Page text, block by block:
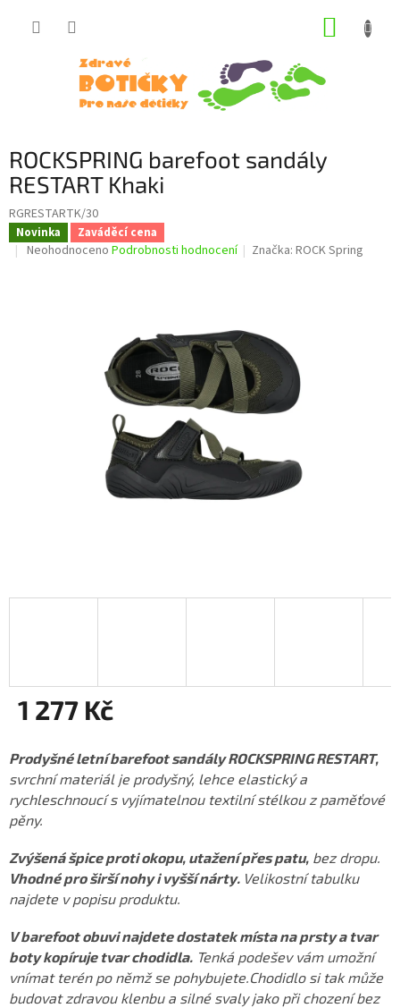
ROCKSPRING barefoot sandály
RESTART Khaki
RGRESTARTK/30
Novinka Zaváděcí cena
Průměrné
Neohodnoceno Podrobnosti hodnocení Značka:ROCK Spring
1 277 Kč
cena:
Prodyšné letní barefoot sandály ROCKSPRING RESTART,
svrchní materiál je prodyšný, lehce elastický a
rychleschnoucí s vyjímatelnou textilní stélkou z paměťové
pěny.
Zvýšená špice proti okopu, utažení přes patu, bez dropu.
Vhodné pro širší nohy i vyšší nárty. Velikostní tabulku
najdete v popisu produktu.
V barefoot obuvi najdete dostatek místa na prsty a tvar
boty kopíruje tvar chodidla. Tenká podešev vám umožní
vnímat terén po němž se pohybujete.Chodidlo si tak může
budovat zdravou klenbu a silné svaly jako při chození bez